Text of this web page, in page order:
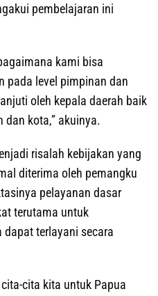
pembelajaran ini
kami bisa
pada level pimpinan dan
oleh kepala daerah baik
kota,” akuinya.
risalah kebijakan yang
diterima oleh pemangku
pelayanan dasar
terutama untuk
terlayani secara
cita kita untuk Papua